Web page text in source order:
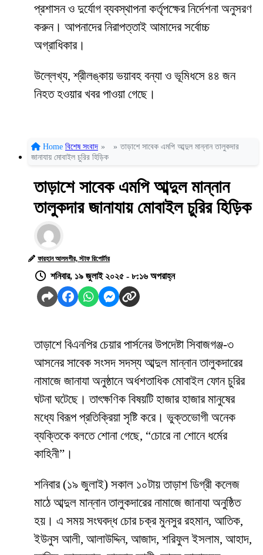
প্রশাসন ও দুর্যোগ ব্যবস্থাপনা কর্তৃপক্ষের নির্দেশনা অনুসরণ
করুন। আপনাদের নিরাপত্তাই আমাদের সর্বোচ্চ
অগ্রাধিকার।
উল্লেখ্য, শ্রীলঙ্কায় ভয়াবহ বন্যা ও ভূমিধসে ৪৪ জন
নিহত হওয়ার খবর পাওয়া গেছে।
Home বিশেষ সংবাদ » » তাড়াশে সাবেক এমপি আব্দুল মান্নান তালুকদার
জানাযায় মোবাইল চুরির হিড়িক
তাড়াশে সাবেক এমপি আব্দুল মান্নান
তালুকদার জানাযায় মোবাইল চুরির হিড়িক
ফারহান আলমগীর, স্টাফ রিপোর্টার
শনিবার, ১৯ জুলাই ২০২৫ - ৮:১৬ অপরাহ্ন
তাড়াশে বিএনপির চেয়ার পার্সনের উপদেষ্টা সিবাজগঞ্জ-৩
আসনের সাবেক সংসদ সদস্য আব্দুল মান্নান তালুকদারের
নামাজে জানাযা অনুষ্ঠানে অর্ধশতাধিক মোবাইল ফোন চুরির
ঘটনা ঘটেছে। তাৎক্ষণিক বিষয়টি হাজার হাজার মানুষের
মধ্যে বিরূপ প্রতিক্রিয়া সৃষ্টি করে। ভুক্তভোগী অনেক
ব্যক্তিকে বলতে শোনা গেছে, “চোরে না শোনে ধর্মের
কাহিনী”।
শনিবার (১৯ জুলাই) সকাল ১০টায় তাড়াশ ডিগ্রী কলেজ
মাঠে আব্দুল মান্নান তালুকদারের নামাজে জানাযা অনুষ্ঠিত
হয়। এ সময় সংঘবদ্ধ চোর চক্র মুনসুর রহমান, আতিক,
ইউনুস আলী, আলাউদ্দিন, আজাদ, শরিফুল ইসলাম, আহাদ,